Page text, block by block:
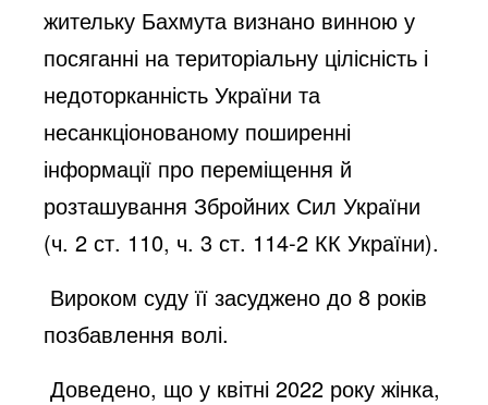
жительку Бахмута визнано винною у
посяганні на територіальну цілісність і
недоторканність України та
несанкціонованому поширенні
інформації про переміщення й
розташування Збройних Сил України
(ч. 2 ст. 110, ч. 3 ст. 114-2 КК України).
Вироком суду її засуджено до 8 років
позбавлення волі.
Доведено, щоу квітні 2022 року жінка,